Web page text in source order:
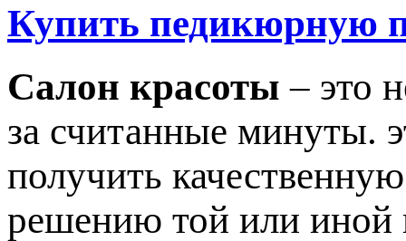
Купить педикюрную
Салон красоты – это
за считанные минуты.
получить
решению той или иной